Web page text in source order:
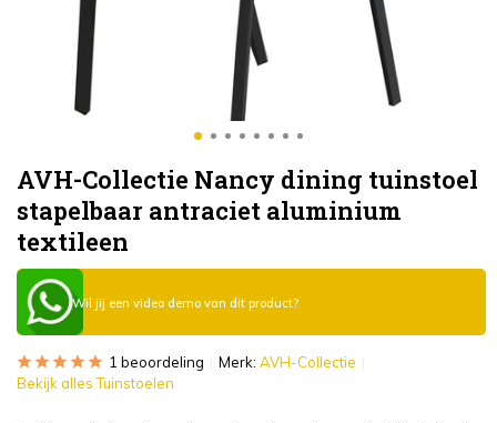
AVH-Collectie Nancy dining tuinstoel
stapelbaar antraciet aluminium
textileen
Wil jij een video demo van dit product?
1 beoordeling Merk: AVH-Collectie
Bekijk alles Tuinstoelen